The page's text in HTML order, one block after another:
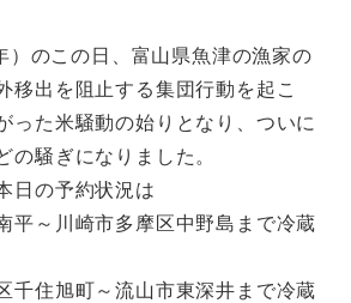
のこの日、富山県魚津の漁家の
移出を阻止する集団行動を起こ
った米騒動の始りとなり、ついに
の騒ぎになりました。
日の予約状況は
平～川崎市多摩区中野島まで冷蔵
千住旭町～流山市東深井まで冷蔵